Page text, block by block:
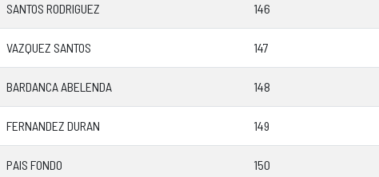
SANTOS RODRIGUEZ 146
VAZQUEZ SANTOS 147
BARDANCA ABELENDA 148
FERNANDEZ DURAN 149
PAIS FONDO 150